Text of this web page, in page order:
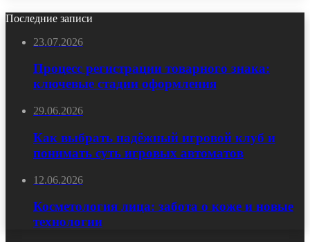
Последние записи
23.07.2026
Процесс регистрации товарного знака:
ключевые стадии оформления
29.06.2026
Как выбрать надёжный игровой клуб и
понимать суть игровых автоматов
12.06.2026
Косметология лица: забота о коже и новые
технологии